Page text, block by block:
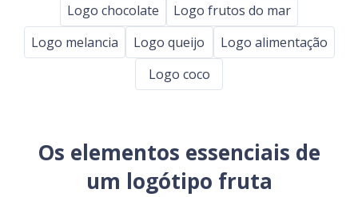
Logo chocolate
Logo frutos do mar
Logo melancia
Logo queijo
Logo alimentação
Logo coco
Os elementos essenciais de
um logótipo fruta